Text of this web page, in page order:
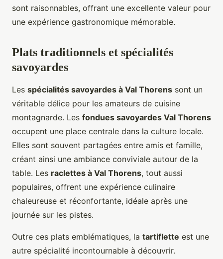
sont raisonnables, offrant une excellente valeur pour
une expérience gastronomique mémorable.
Plats traditionnels et spécialités
savoyardes
Les spécialités savoyardes à Val Thorens sont un
véritable délice pour les amateurs de cuisine
montagnarde. Les fondues savoyardes Val Thorens
occupent une place centrale dans la culture locale.
Elles sont souvent partagées entre amis et famille,
créant ainsi une ambiance conviviale autour de la
table. Les raclettes à Val Thorens, tout aussi
populaires, offrent une expérience culinaire
chaleureuse et réconfortante, idéale après une
journée sur les pistes.
Outre ces plats emblématiques, la tartiflette est une
autre spécialité incontournable à découvrir.